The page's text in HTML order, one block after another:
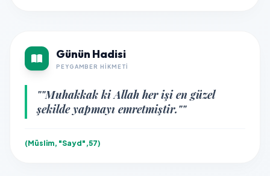
Günün Hadisi
PEYGAMBER HIKMETI
""Muhakkak ki Allah her işi en güzel
şekilde yapmayı emretmiştir.""
(Müslim, "Sayd",57)